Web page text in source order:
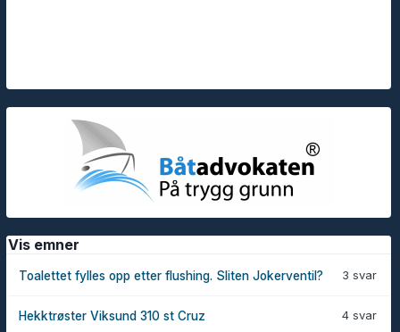
Vis emner
3 svar
Toalettet fylles opp etter flushing. Sliten Jokerventil?
4 svar
Hekktrøster Viksund 310 st Cruz